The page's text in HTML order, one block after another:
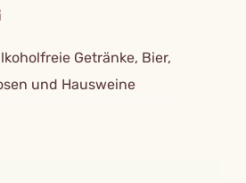
Getränke, Bier,
und Hausweine